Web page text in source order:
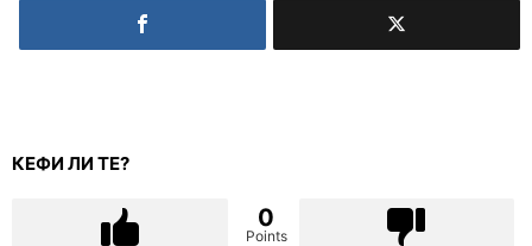
КЕФИ ЛИ ТЕ?
0
Points